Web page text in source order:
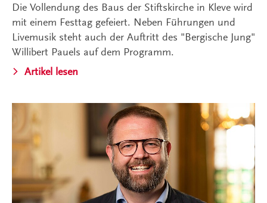
Die Vollendung des Baus der Stiftskirche in Kleve wird
mit einem Festtag gefeiert. Neben Führungen und
Livemusik steht auch der Auftritt des "Bergische Jung"
Willibert Pauels auf dem Programm.
Artikel lesen